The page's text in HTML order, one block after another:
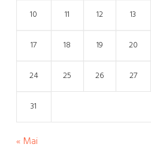
10 11 12 13
17 18 19 20
24 25 26 27
31
« Mai